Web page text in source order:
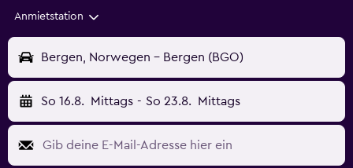
Anmietstation
Bergen, Norwegen - Bergen (BGO)
So 16.8. Mittags - So 23.8. Mittags